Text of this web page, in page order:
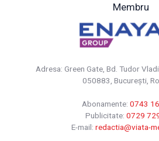
Membru
Adresa: Green Gate, Bd. Tudor
050883, Bucureşti,
Abonamente: 0743
Publicitate: 0729
E-mail: redactia@viata-